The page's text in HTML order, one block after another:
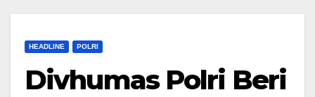
HEADLINE POLRI
Divhumas Polri Beri